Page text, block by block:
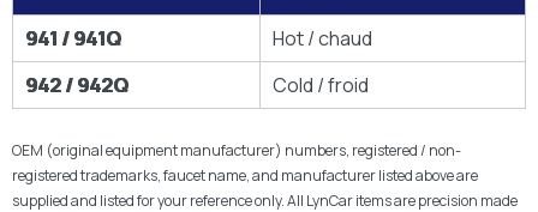
941 / 941Q
Hot / chaud
942 / 942Q
Cold / froid
OEM (original equipment manufacturer) numbers, registered / non-
registered trademarks, faucet name, and manufacturer listed above are
supplied and listed for your reference only. All LynCar items are precision made